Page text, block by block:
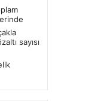
sayısı